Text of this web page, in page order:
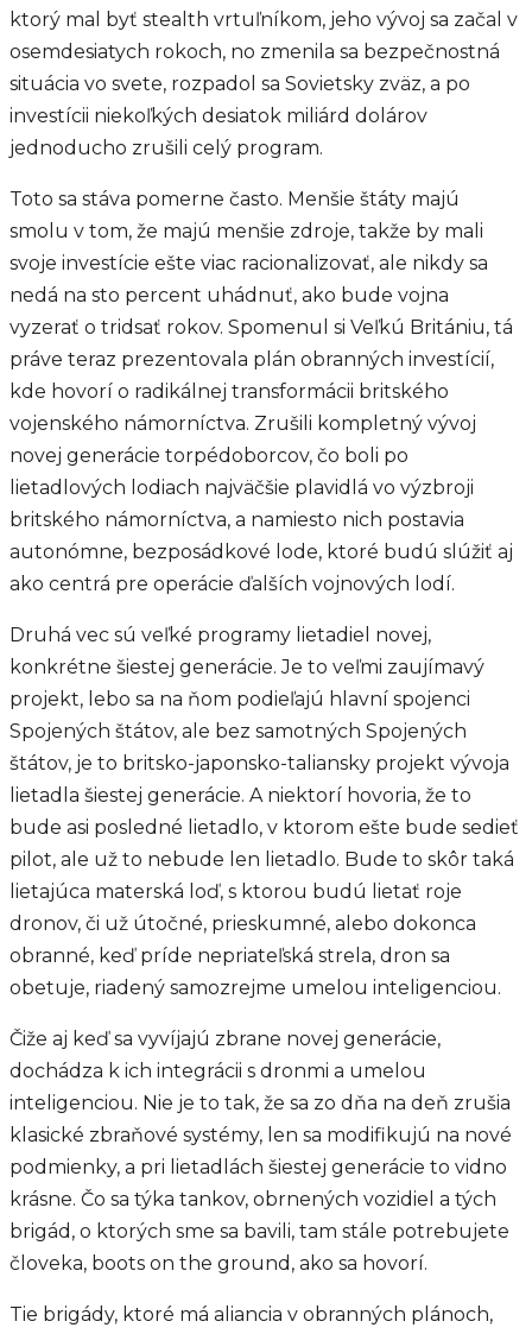
ktorý mal byť stealth vrtuľníkom, jeho vývoj sa začal v
osemdesiatych rokoch, no zmenila sa bezpečnostná
situácia vo svete, rozpadol sa Sovietsky zväz, a po
investícii niekoľkých desiatok miliárd dolárov
jednoducho zrušili celý program.
Toto sa stáva pomerne často. Menšie štáty majú
smolu v tom, že majú menšie zdroje, takže by mali
svoje investície ešte viac racionalizovať, ale nikdy sa
nedá na sto percent uhádnuť, ako bude vojna
vyzerať o tridsať rokov. Spomenul si Veľkú Britániu, tá
práve teraz prezentovala plán obranných investícií,
kde hovorí o radikálnej transformácii britského
vojenského námorníctva. Zrušili kompletný vývoj
novej generácie torpédoborcov, čo boli po
lietadlových lodiach najväčšie plavidlá vo výzbroji
britského námorníctva, a namiesto nich postavia
autonómne, bezposádkové lode, ktoré budú slúžiť aj
ako centrá pre operácie ďalších vojnových lodí.
Druhá vec sú veľké programy lietadiel novej,
konkrétne šiestej generácie. Je to veľmi zaujímavý
projekt, lebo sa na ňom podieľajú hlavní spojenci
Spojených štátov, ale bez samotných Spojených
štátov, je to britsko-japonsko-taliansky projekt vývoja
lietadla šiestej generácie. A niektorí hovoria, že to
bude asi posledné lietadlo, v ktorom ešte bude sedieť
pilot, ale už to nebude len lietadlo. Bude to skôr taká
lietajúca materská loď, s ktorou budú lietať roje
dronov, či už útočné, prieskumné, alebo dokonca
obranné, keď príde nepriateľská strela, dron sa
obetuje, riadený samozrejme umelou inteligenciou.
Čiže aj keď sa vyvíjajú zbrane novej generácie,
dochádza k ich integrácii s dronmi a umelou
inteligenciou. Nie je to tak, že sa zo dňa na deň zrušia
klasické zbraňové systémy, len sa modifikujú na nové
podmienky, a pri lietadlách šiestej generácie to vidno
krásne. Čo sa týka tankov, obrnených vozidiel a tých
brigád, o ktorých sme sa bavili, tam stále potrebujete
človeka, boots on the ground, ako sa hovorí.
Tie brigády, ktoré má aliancia v obranných plánoch,